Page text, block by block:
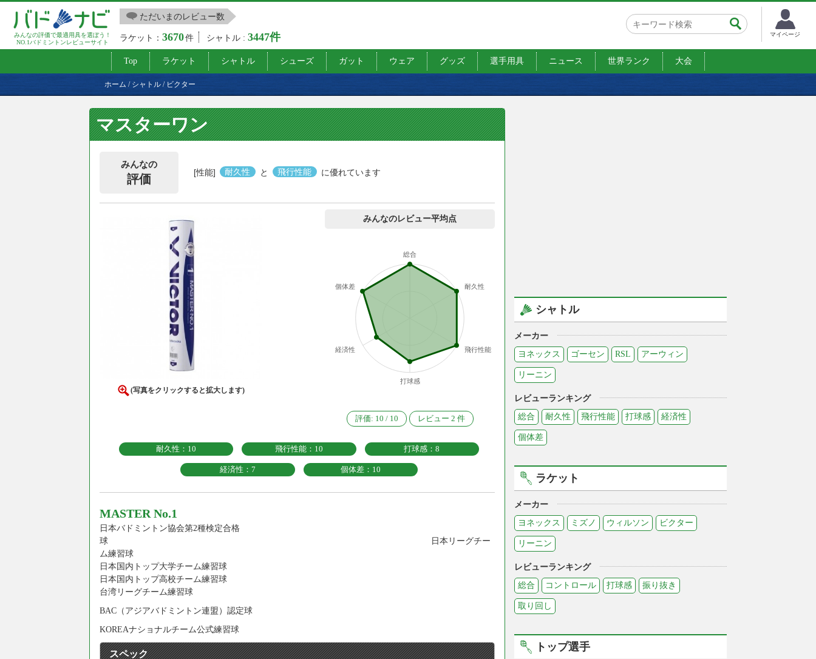
みんなの評価で最適用具を選ぼう！
NO.1バドミントンレビューサイト
ただいまのレビュー数
ラケット：3670件 シャトル :3447件 マイページ
Top ラケット シャトル シューズ ガット ウェア グッズ 選手用具 ニュース 世界ランク 大会
ホーム / シャトル / ビクター
マスターワン
みんなの
評価 [性能] 耐久性 と 飛行性能 に優れています
(写真をクリックすると拡大します)
みんなのレビュー平均点
総合
耐久性
飛行性能
打球感
経済性
個体差
評価: 10 / 10 レビュー 2 件
耐久性：10 飛行性能：10 打球感：8
経済性：7 個体差：10
MASTER No.1
日本バドミントン協会第2種検定合格
球 日本リーグチー
ム練習球
日本国内トップ大学チーム練習球
日本国内トップ高校チーム練習球
台湾リーグチーム練習球
BAC（アジアバドミントン連盟）認定球
KOREAナショナルチーム公式練習球
スペック
シャトル
メーカー
ヨネックス
ゴーセン RSL アーウィン
リーニン
レビューランキング
総合
耐久性 飛行性能 打球感 経済性
個体差
ラケット
メーカー
ヨネックス
ミズノ ウィルソン ビクター
リーニン
レビューランキング
総合
コントロール 打球感 振り抜き
取り回し
トップ選手